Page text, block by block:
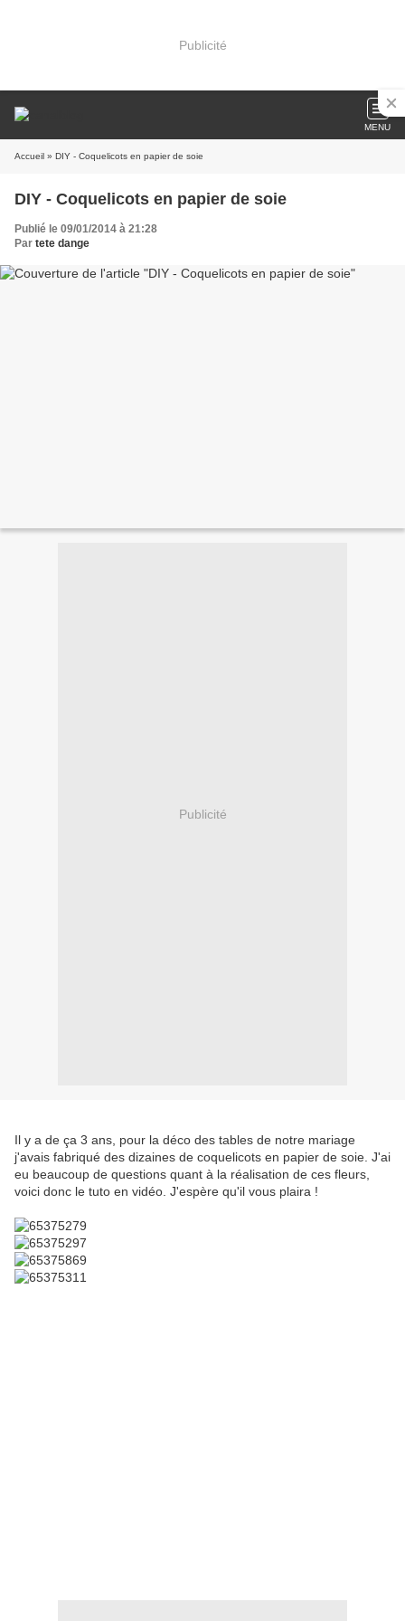
Publicité
MENU
Accueil » DIY - Coquelicots en papier de soie
DIY - Coquelicots en papier de soie
Publié le 09/01/2014 à 21:28
Par tete dange
Publicité
Il y a de ça 3 ans, pour la déco des tables de notre mariage
j'avais fabriqué des dizaines de coquelicots en papier de soie. J'ai
eu beaucoup de questions quant à la réalisation de ces fleurs,
voici donc le tuto en vidéo. J'espère qu'il vous plaira !